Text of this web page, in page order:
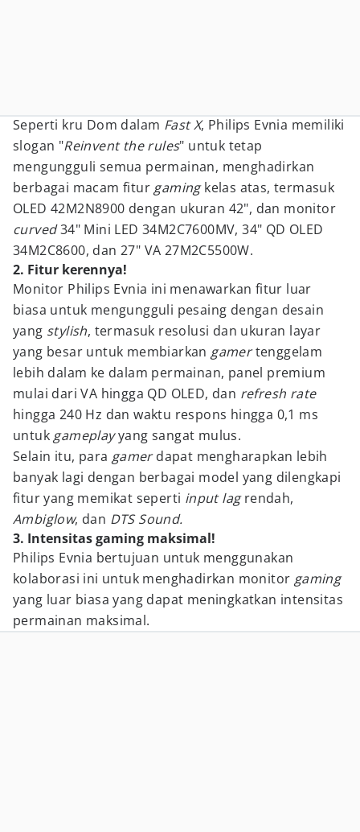
Seperti kru Dom dalam Fast X, Philips Evnia memiliki
slogan "Reinvent the rules" untuk tetap
mengungguli semua permainan, menghadirkan
berbagai macam fitur gamingkelas atas, termasuk
OLED 42M2N8900 dengan ukuran 42", dan monitor
curved34" Mini LED 34M2C7600MV, 34" QD OLED
34M2C8600, dan 27" VA 27M2C5500W.
2. Fitur kerennya!
Monitor Philips Evnia ini menawarkan fitur luar
biasa untuk mengungguli pesaing dengan desain
yang stylish, termasuk resolusi dan ukuran layar
yang besar untuk membiarkan gamertenggelam
lebih dalam ke dalam permainan, panel premium
mulai dari VA hingga QD OLED, dan refresh rate
hingga 240 Hz dan waktu respons hingga 0,1 ms
untuk gameplayyang sangat mulus.
Selain itu, para gamerdapat mengharapkan lebih
banyak lagi dengan berbagai model yang dilengkapi
fitur yang memikat seperti input lagrendah,
Ambiglow, dan DTS Sound.
3. Intensitas gaming maksimal!
Philips Evnia bertujuan untuk menggunakan
kolaborasi ini untuk menghadirkan monitor gaming
yang luar biasa yang dapat meningkatkan intensitas
permainan maksimal.